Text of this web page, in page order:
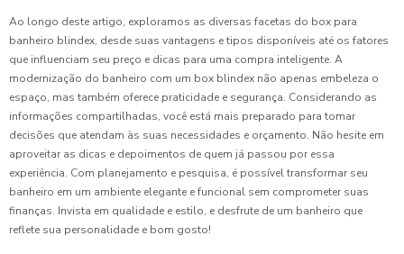
Ao longo deste artigo, exploramos as diversas facetas do box para
banheiro blindex, desde suas vantagens e tipos disponíveis até os fatores
que influenciam seu preço e dicas para uma compra inteligente. A
modernização do banheiro com um box blindex não apenas embeleza o
espaço, mas também oferece praticidade e segurança. Considerando as
informações compartilhadas, você está mais preparado para tomar
decisões que atendam às suas necessidades e orçamento. Não hesite em
aproveitar as dicas e depoimentos de quem já passou por essa
experiência. Com planejamento e pesquisa, é possível transformar seu
banheiro em um ambiente elegante e funcional sem comprometer suas
finanças. Invista em qualidade e estilo, e desfrute de um banheiro que
reflete sua personalidade e bom gosto!